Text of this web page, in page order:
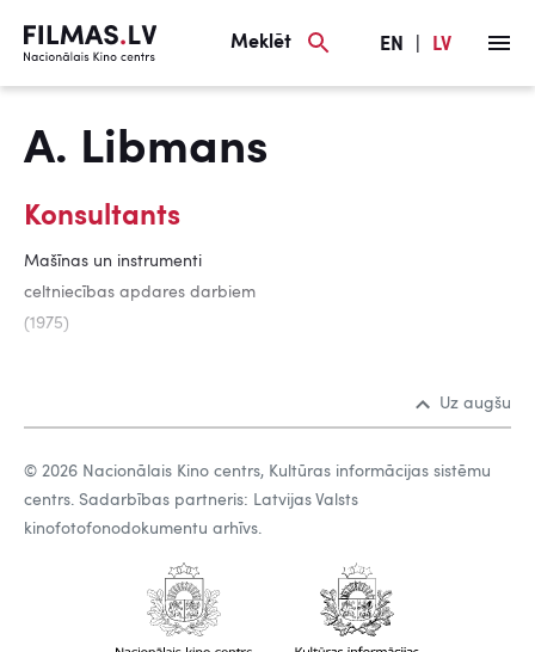
Meklēt EN LV
A. Libmans
Konsultants
Mašīnas un instrumenti
celtniecības apdares darbiem
(1975)
Uz augšu
© 2026 Nacionālais Kino centrs, Kultūras informācijas sistēmu
centrs. Sadarbības partneris: Latvijas Valsts
kinofotofonodokumentu arhīvs.